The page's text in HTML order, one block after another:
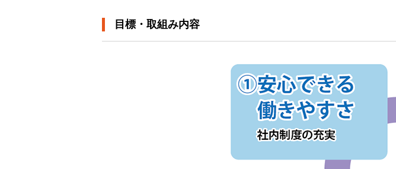
目標・取組み内容